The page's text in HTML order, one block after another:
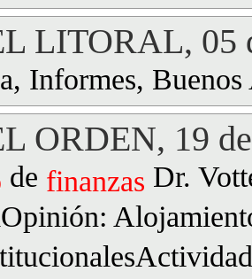
LITORAL, 05
Informes,
ORDEN, 19
de finanzas Dr.